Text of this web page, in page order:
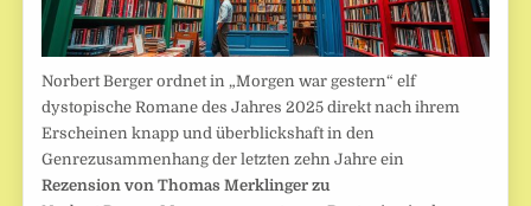
Norbert Berger ordnet in „Morgen war gestern“ elf
dystopische Romane des Jahres 2025 direkt nach ihrem
Erscheinen knapp und überblickshaft in den
Genrezusammenhang der letzten zehn Jahre ein
Rezension von Thomas Merklinger zu